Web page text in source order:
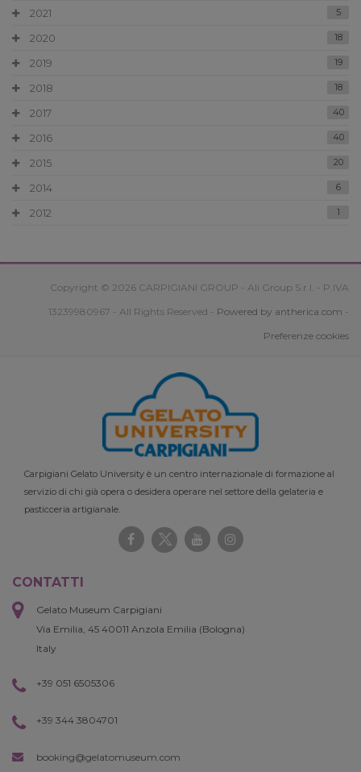
2021 5
2020 18
2019 19
2018 18
2017 40
2016 40
2015 20
2014 6
2012 1
Copyright © 2026 CARPIGIANI GROUP - Ali Group S.r.l. - P.IVA
13239980967 - All Rights Reserved - Powered by antherica.com -
Preferenze cookies
Carpigiani Gelato University è un centro internazionale di formazione al
servizio di chi già opera o desidera operare nel settore della gelateria e
pasticceria artigianale.
CONTATTI
Gelato Museum Carpigiani
Via Emilia, 45 40011 Anzola Emilia (Bologna)
Italy
+39 051 6505306
+39 344 3804701
booking@gelatomuseum.com